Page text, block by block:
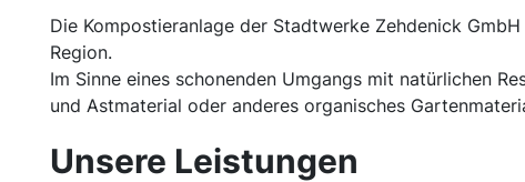
Die Kompostieranlage der Stadtwerke Zehdenick
Region.
Im Sinne eines schonenden Umgangs mit natürlichen
und Astmaterial oder anderes organisches
Unsere Leistungen